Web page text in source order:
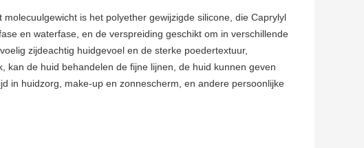
is het polyether gewijzigde silicone, die Caprylyl
en waterfase, en de verspreiding geschikt om in verschillende
zijdeachtig huidgevoel en de sterke poedertextuur,
kan de huid behandelen de fijne lijnen, de huid kunnen geven
in huidzorg, make-up en zonnescherm, en andere persoonlijke